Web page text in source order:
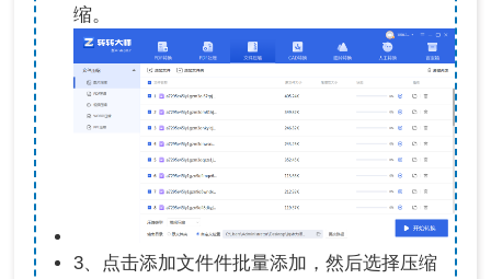
缩。
3、点击添加文件件批量添加，然后选择压缩